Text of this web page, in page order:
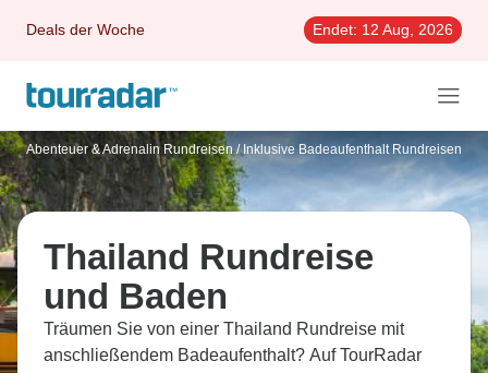
Deals der Woche Endet: 12 Aug, 2026
Abenteuer & Adrenalin Rundreisen / Inklusive Badeaufenthalt Rundreisen
Thailand Rundreise
und Baden
Träumen Sie von einer Thailand Rundreise mit
anschließendem Badeaufenthalt? Auf TourRadar